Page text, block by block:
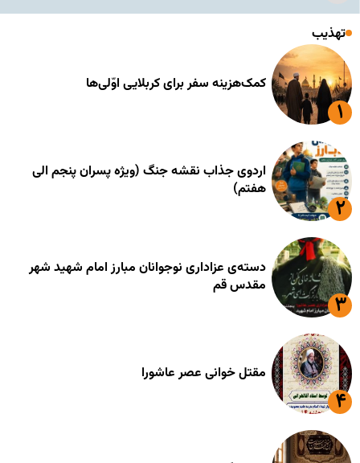
تهذیب
کمک‌هزینه سفر برای کربلایی اوّلی‌ها
اردوی جذاب نقشه جنگ (ویژه پسران پنجم الی
هفتم)
دسته‌ی عزاداری نوجوانان مبارز امام شهید شهر
مقدس قم
مقتل خوانی عصر عاشورا